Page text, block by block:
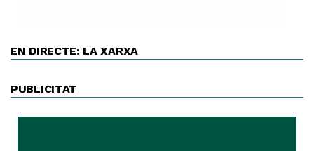
EN DIRECTE: LA XARXA
PUBLICITAT